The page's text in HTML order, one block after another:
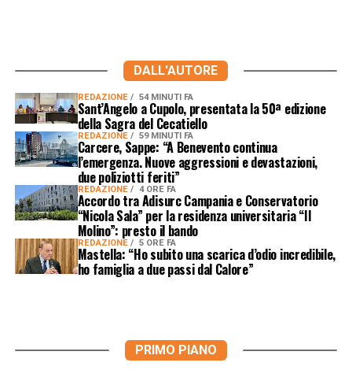
DALL'AUTORE
REDAZIONE 54 MINUTI FA
Sant’Angelo a Cupolo, presentata la 50ª edizione
della Sagra del Cecatiello
REDAZIONE 59 MINUTI FA
Carcere, Sappe: “A Benevento continua
l’emergenza. Nuove aggressioni e devastazioni,
due poliziotti feriti”
REDAZIONE 4 ORE FA
Accordo tra Adisurc Campania e Conservatorio
“Nicola Sala” per la residenza universitaria “Il
Molino”: presto il bando
REDAZIONE 5 ORE FA
Mastella: “Ho subito una scarica d’odio incredibile,
ho famiglia a due passi dal Calore”
PRIMO PIANO